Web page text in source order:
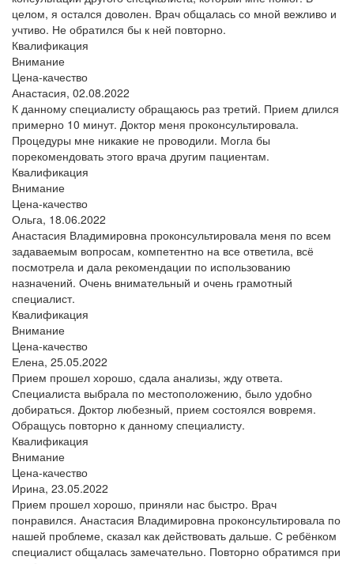
целом, я остался доволен. Врач общалась со мной вежливо и
учтиво. Не обратился бы к ней повторно.
Квалификация
Внимание
Цена-качество
Анастасия, 02.08.2022
К данному специалисту обращаюсь раз третий. Прием длился
примерно 10 минут. Доктор меня проконсультировала.
Процедуры мне никакие не проводили. Могла бы
порекомендовать этого врача другим пациентам.
Квалификация
Внимание
Цена-качество
Ольга, 18.06.2022
Анастасия Владимировна проконсультировала меня по всем
задаваемым вопросам, компетентно на все ответила, всё
посмотрела и дала рекомендации по использованию
назначений. Очень внимательный и очень грамотный
специалист.
Квалификация
Внимание
Цена-качество
Елена, 25.05.2022
Прием прошел хорошо, сдала анализы, жду ответа.
Специалиста выбрала по местоположению, было удобно
добираться. Доктор любезный, прием состоялся вовремя.
Обращусь повторно к данному специалисту.
Квалификация
Внимание
Цена-качество
Ирина, 23.05.2022
Прием прошел хорошо, приняли нас быстро. Врач
понравился. Анастасия Владимировна проконсультировала по
нашей проблеме, сказал как действовать дальше. С ребёнком
специалист общалась замечательно. Повторно обратимся при